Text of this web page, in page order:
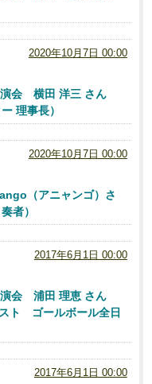
2020年10月7日 00:00
演会 横田 洋三 さん
理事長）
2020年10月7日 00:00
（アニャンゴ）さ
者）
2017年6月1日 00:00
演会 浦田 理恵 さん
ト ゴールボール全日
2017年6月1日 00:00